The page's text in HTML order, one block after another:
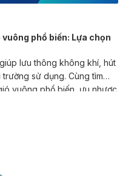
phổ biến: Lựa chọn
lưu thông không khí, hút
trường sử dụng. Cùng tìm
vuông phổ biến, ưu nhược